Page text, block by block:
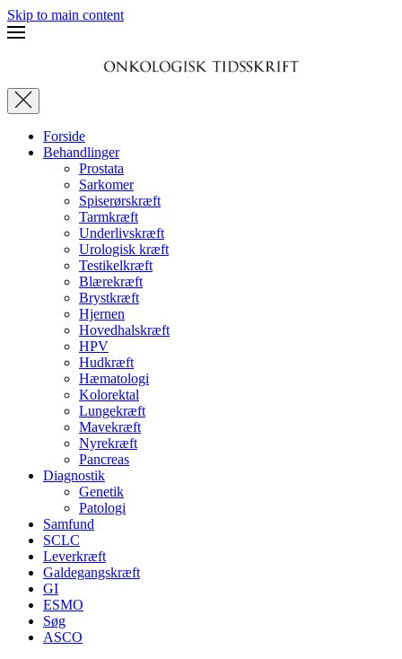
Skip to main content
Forside
Behandlinger
Prostata
Sarkomer
Spiserørskræft
Tarmkræft
Underlivskræft
Urologisk kræft
Testikelkræft
Blærekræft
Brystkræft
Hjernen
Hovedhalskræft
HPV
Hudkræft
Hæmatologi
Kolorektal
Lungekræft
Mavekræft
Nyrekræft
Pancreas
Diagnostik
Genetik
Patologi
Samfund
SCLC
Leverkræft
Galdegangskræft
GI
ESMO
Søg
ASCO